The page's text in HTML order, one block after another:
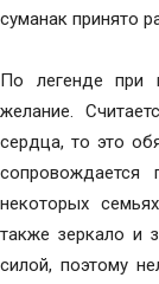
суманак принято
По легенде при
желание.
сердца, то это
некоторых
также зеркало и
силой, поэтому